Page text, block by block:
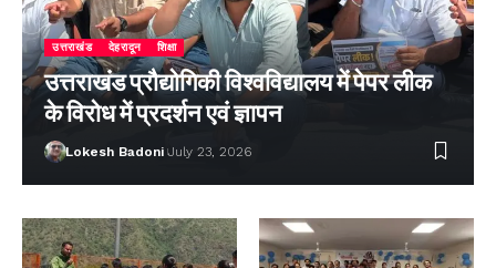
उत्तराखंड देहरादून शिक्षा
उत्तराखंड प्रौद्योगिकी विश्वविद्यालय में पेपर लीक
के विरोध में प्रदर्शन एवं ज्ञापन
Lokesh Badoni July 23, 2026